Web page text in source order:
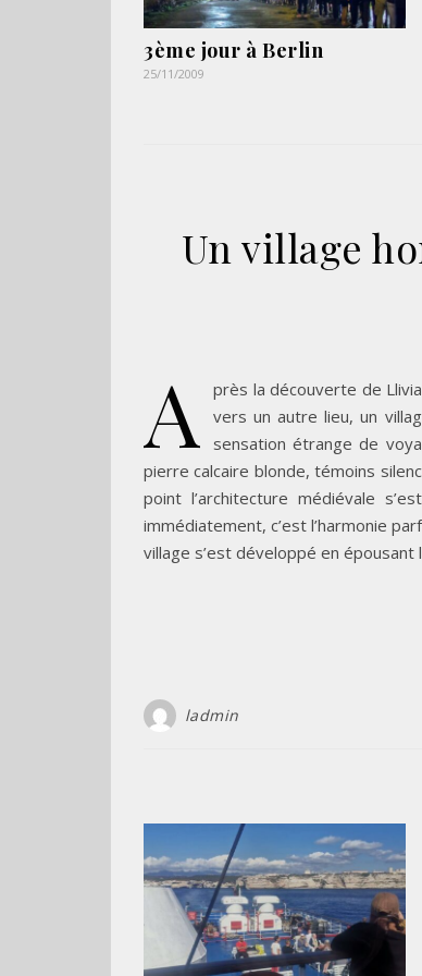
3ème jour à Berlin
25/11/2009
Un village
A
près la découverte de
vers un autre lieu, un
sensation étrange de
pierre calcaire blonde, témoins
point l’architecture médiévale
immédiatement, c’est l’harmonie
village s’est développé en
ladmin